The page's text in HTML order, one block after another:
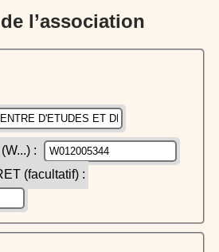
l’association
:
(facultatif) :